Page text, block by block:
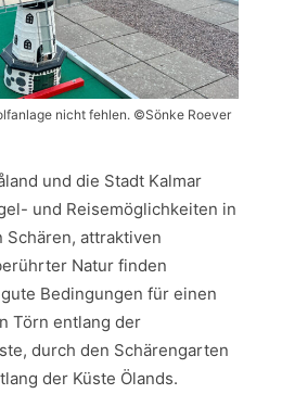
nicht fehlen. ©Sönke Roever
und die Stadt Kalmar
und Reisemöglichkeiten in
Schären, attraktiven
Natur finden
Bedingungen für einen
Törn entlang der
durch den Schärengarten
der Küste Ölands.